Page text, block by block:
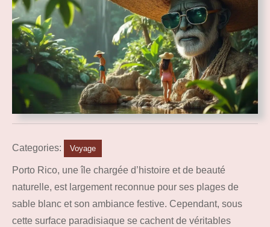
Categories: Voyage
Porto Rico, une île chargée d’histoire et de beauté
naturelle, est largement reconnue pour ses plages de
sable blanc et son ambiance festive. Cependant, sous
cette surface paradisiaque se cachent de véritables